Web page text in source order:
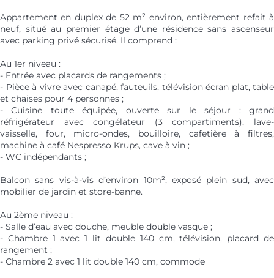
Appartement en duplex de 52 m² environ, entièrement refait à
neuf, situé au premier étage d’une résidence sans ascenseur
avec parking privé sécurisé. Il comprend :
Au 1er niveau :
- Entrée avec placards de rangements ;
- Pièce à vivre avec canapé, fauteuils, télévision écran plat, table
et chaises pour 4 personnes ;
- Cuisine toute équipée, ouverte sur le séjour : grand
réfrigérateur avec congélateur (3 compartiments), lave-
vaisselle, four, micro-ondes, bouilloire, cafetière à filtres,
machine à café Nespresso Krups, cave à vin ;
- WC indépendants ;
Balcon sans vis-à-vis d’environ 10m², exposé plein sud, avec
mobilier de jardin et store-banne.
Au 2ème niveau :
- Salle d’eau avec douche, meuble double vasque ;
- Chambre 1 avec 1 lit double 140 cm, télévision, placard de
rangement ;
- Chambre 2 avec 1 lit double 140 cm, commode